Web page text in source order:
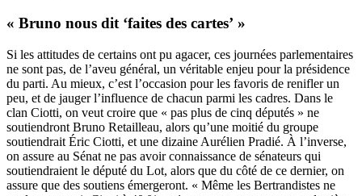
« Bruno nous dit ‘faites des cartes’ »
Si les attitudes de certains ont pu agacer, ces journées parlementaires
ne sont pas, de l’aveu général, un véritable enjeu pour la présidence
du parti. Au mieux, c’est l’occasion pour les favoris de renifler un
peu, et de jauger l’influence de chacun parmi les cadres. Dans le
clan Ciotti, on veut croire que « pas plus de cinq députés » ne
soutiendront Bruno Retailleau, alors qu’une moitié du groupe
soutiendrait Éric Ciotti, et une dizaine Aurélien Pradié. À l’inverse,
on assure au Sénat ne pas avoir connaissance de sénateurs qui
soutiendraient le député du Lot, alors que du côté de ce dernier, on
assure que des soutiens émergeront. « Même les Bertrandistes ne